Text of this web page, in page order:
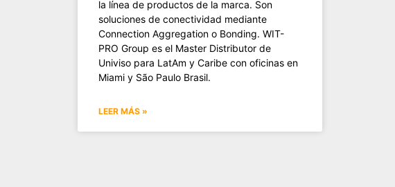
la línea de productos de la marca. Son
soluciones de conectividad mediante
Connection Aggregation o Bonding. WIT-
PRO Group es el Master Distributor de
Univiso para LatAm y Caribe con oficinas en
Miami y São Paulo Brasil.
LEER MÁS »